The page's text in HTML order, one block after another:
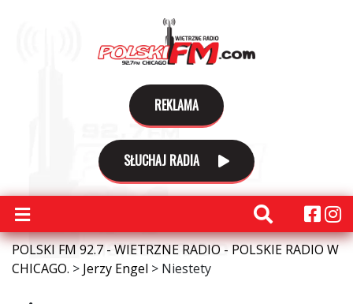
REKLAMA
SŁUCHAJ RADIA
POLSKI FM 92.7 - WIETRZNE RADIO - POLSKIE RADIO W
CHICAGO. > Jerzy Engel > Niestety